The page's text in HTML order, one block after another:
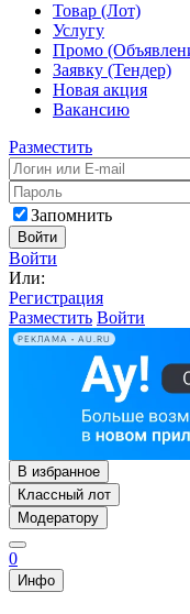
Товар (Лот)
Услугу
Промо
Заявку (Тендер)
Новая акция
Вакансию
Разместить
Запомнить
Войти
Войти
Или:
Регистрация
Разместить Войти
РЕКЛАМА • AU.RU
В избранное
Классный лот
Модератору
0
Инфо